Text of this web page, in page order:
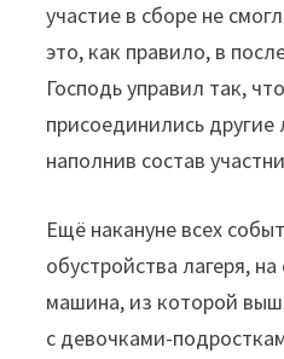
участие в сборе не
это, как правило, в
Господь управил так,
присоединились
наполнив состав
Ещё накануне всех
обустройства лагеря,
машина, из которой
с девочками-